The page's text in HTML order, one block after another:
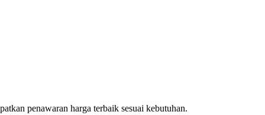
penawaran harga terbaik sesuai kebutuhan.